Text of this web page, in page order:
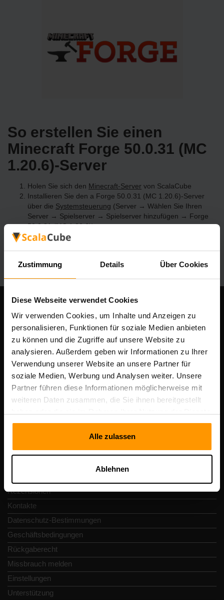
Zustimmung Details Über Cookies
Diese Webseite verwendet Cookies
Wir verwenden Cookies, um Inhalte und Anzeigen zu
personalisieren, Funktionen für soziale Medien anbieten
zu können und die Zugriffe auf unsere Website zu
analysieren. Außerdem geben wir Informationen zu Ihrer
Verwendung unserer Website an unsere Partner für
soziale Medien, Werbung und Analysen weiter. Unsere
Partner führen diese Informationen möglicherweise mit
weiteren Daten zusammen, die Sie ihnen bereitgestellt
gesammelt haben.
Alle zulassen
Ablehnen
So erstellen Sie einen
Minecraft Forge 50.0.31 (MC
1.20.6)-Server
Holen Sie sich den Minecraft-Server von ScalaCube
Installieren Sie den a Forge 50.0.31 (MC 1.20.6)-Server
über die Systemsteuerung (Server → Wählen Sie Ihren
Server → Spielserver → Spielserver hinzufügen → Forge
50.0.31 (MC 1.20.6))
Viel Spaß beim Spielen auf dem Server!
Unser Unternehmen
Scalable Hosting Solutions OÜ
Registrierungscode: 14652605
Umsatzsteuer-Identifikationsnummer: EE102133820
Adresse: Harju maakond, Tallinn, Kesklinna linnaosa,
Vesivärava tn 50-201, 10152
Rezensionen
Kontakte
Datenschutz-Bestimmungen
Geschäftsbedingungen
Rückgaberecht
Missbrauch melden
Einstellungen
Unterstützung